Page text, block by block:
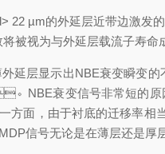
d> 22 µm的外延层近带边激
视为与外延层载流子寿命成比
外延层显示出NBE衰变瞬变的
衰变信号非常短的原因是
一方面，由于衬底的迁移
MDP信号无论是在薄层还是厚